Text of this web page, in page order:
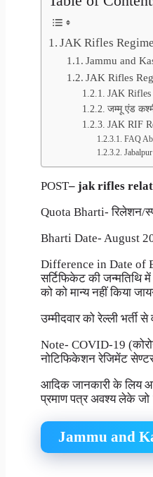
JAK Rifles
Jammu and
JAK Rifles
JAK Rifles
जम्मू एंड
JAK RIF
FAQ
POST– jak rifles
Quota Bharti- रिलेशन/
Bharti Date- August
Difference in Date of
सर्टिफिकेट की जन्मतिथि
को को मान्य नहीं किया
उम्मीदवार को रेल्ली
Note- COVID-19
नोटिफिकेशन रेजिमेंट सेण्टर
आदिक जानकारी के लिय
प्रमाण पत्र अवश्य लेके जो
Jammu and